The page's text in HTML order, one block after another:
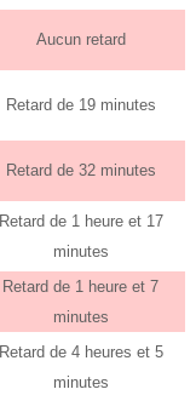
Aucun retard
Retard de 19 minutes
Retard de 32 minutes
Retard de 1 heure et 17
minutes
Retard de 1 heure et 7
minutes
Retard de 4 heures et 5
minutes